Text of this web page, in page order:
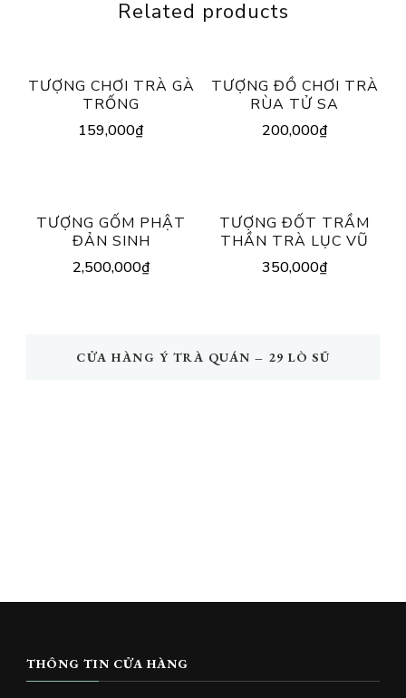
Related products
TƯỢNG CHƠI TRÀ GÀ
TRỐNG
159,000₫
TƯỢNG ĐỒ CHƠI TRÀ
RÙA TỬ SA
200,000₫
TƯỢNG GỐM PHẬT
ĐẢN SINH
2,500,000₫
TƯỢNG ĐỐT TRẦM
THẦN TRÀ LỤC VŨ
350,000₫
CỬA HÀNG Ý TRÀ QUÁN – 29 LÒ SŨ
THÔNG TIN CỬA HÀNG